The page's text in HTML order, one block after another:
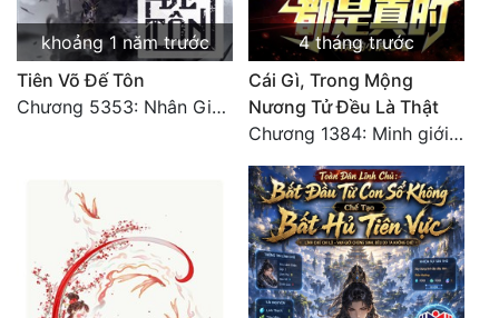
Truyện Nữ
Vô Địch Lưu
Xây Dựng Thế Lực
Tính Cách Nhân Vật :
khoảng 1 năm trước
Tiên Võ Đế Tôn
Chương 5353: Nhân Gian Đạo (Đại kết cục) (2)
4 tháng trước
Cái Gì, Trong Mộng
Nương Tử Đều Là Thật
Chương 1384: Minh giới cực độc